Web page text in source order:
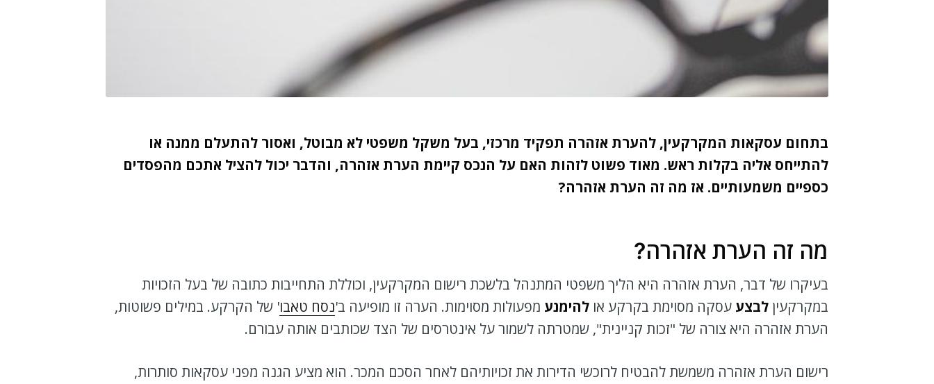
בתחום עסקאות המקרקעין, להערת אזהרה תפקיד מרכזי, בעל משקל משפטי לא מבוטל, ואסור להתעלם ממנה או
להתייחס אליה בקלות ראש. מאוד פשוט לזהות האם על הנכס קיימת הערת אזהרה, והדבר יכול להציל אתכם מהפסדים
כספיים משמעותיים. אז מה זה הערת אזהרה?
מה זה הערת אזהרה?
בעיקרו של דבר, הערת אזהרה היא הליך משפטי המתנהל בלשכת רישום המקרקעין, וכוללת התחייבות כתובה של בעל הזכויות
במקרקעין לבצע עסקה מסוימת בקרקע או להימנע מפעולות מסוימות. הערה זו מופיעה ב'נסח טאבו' של הקרקע. במילים פשוטות,
הערת אזהרה היא צורה של "זכות קניינית", שמטרתה לשמור על אינטרסים של הצד שכותבים אותה עבורם.
רישום הערת אזהרה משמשת להבטיח לרוכשי הדירות את זכויותיהם לאחר הסכם המכר. הוא מציע הגנה מפני עסקאות סותרות,